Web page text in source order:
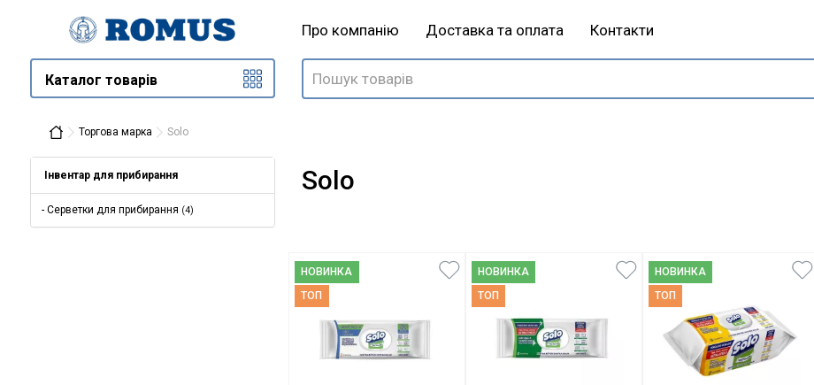
Про компанію Доставка та оплата Контакти
Каталог товарів
Торгова марка Solo
Інвентар для прибирання
- Серветки для прибирання (4)
Solo
НОВИНКА
ТОП
НОВИНКА
ТОП
НОВИНКА
ТОП